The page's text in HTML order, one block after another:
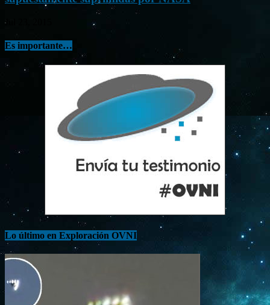
Jul 23, 2015
Es importante…
Lo último en Exploración OVNI